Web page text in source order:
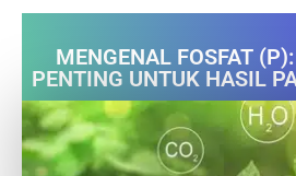
MENGENAL FOSFAT
PENTING UNTUK HASIL